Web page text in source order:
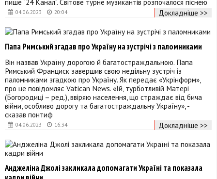
04.06.2023 20:04
пише "24 Канал". Світове турне музикантів розпочалося піснею
Докладніше >>
04.06.2023 16:34
Папа Римський згадав про Україну на зустрічі з паломниками
Він назвав Україну дорогою й багатостраждальною. Папа
Римський Франциск завершив свою недільну зустріч із
паломниками згадкою про Україну. Як передає «Укрінформ»,
про це повідомляє Vatican News. «Їй, турботливій Матері
(Богородиці – ред.), ввіряю населення, що страждає від бича
війни, особливо дорогу та багатостраждальну Україну», -
сказав понтиф
Докладніше >>
Анджеліна Джолі закликала допомагати Україні та показала